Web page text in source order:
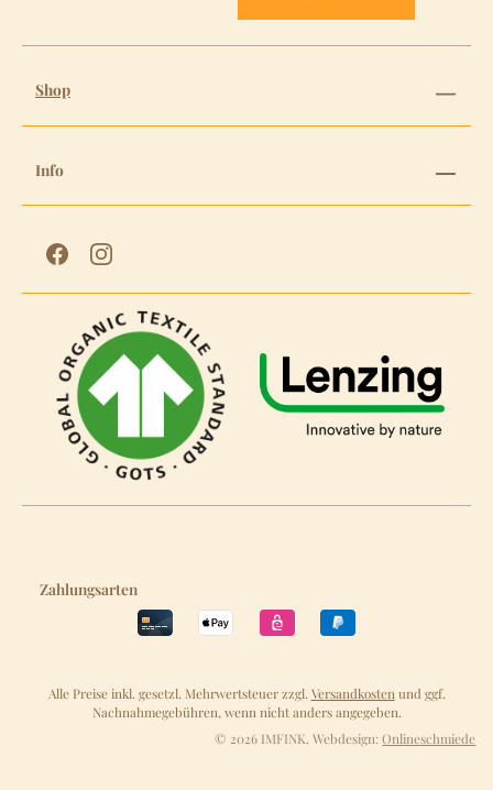
Shop
Info
Zahlungsarten
Alle Preise inkl. gesetzl. Mehrwertsteuer zzgl. Versandkosten und ggf.
Nachnahmegebühren, wenn nicht anders angegeben.
© 2026 IMFINK. Webdesign:Onlineschmiede